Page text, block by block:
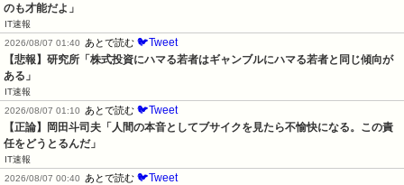
のも才能だよ」
IT速報
2026/08/07 01:40
あとで読む 🐦Tweet
【悲報】研究所「株式投資にハマる若者はギャンブルにハマる若者と同じ傾向が
ある」
IT速報
2026/08/07 01:10
あとで読む 🐦Tweet
【正論】岡田斗司夫「人間の本音としてブサイクを見たら不愉快になる。この責
任をどうとるんだ」
IT速報
2026/08/07 00:40
あとで読む 🐦Tweet